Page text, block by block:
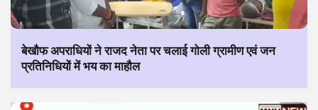
बेखौफ अपराधियों ने राजद नेता पर चलाई गोली ग्रामीण एवं जन
प्रतिनिधियों में भय का माहौल